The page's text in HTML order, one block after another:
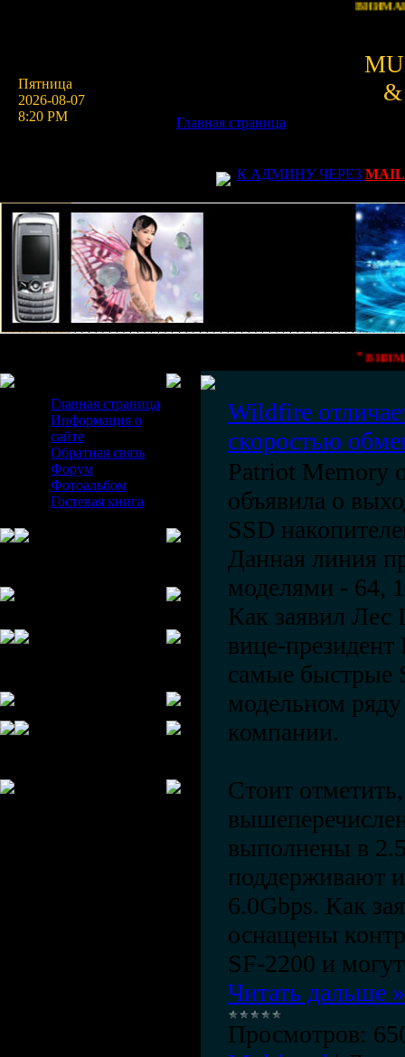
ВНИМАНИЕ:
Пятница
2026-08-07
8:20 PM
Главная страница
" К АДМИНУ ЧЕРЕЗ
Главная страница
Информация о
сайте
Обратная связь
Форум
Фотоальбом
Гостевая книга
Wildfire
скоростью
Patriot Memory
объявила о
SSD
Данная линия
моделями - 64,
Как заявил Лес
вице-
самые быстрые
модельном
компании.
Стоит
выполнены в
поддерживают
6.0Gbps. Как
оснащены
SF-2200 и
Читать дальше »
Просмотров: